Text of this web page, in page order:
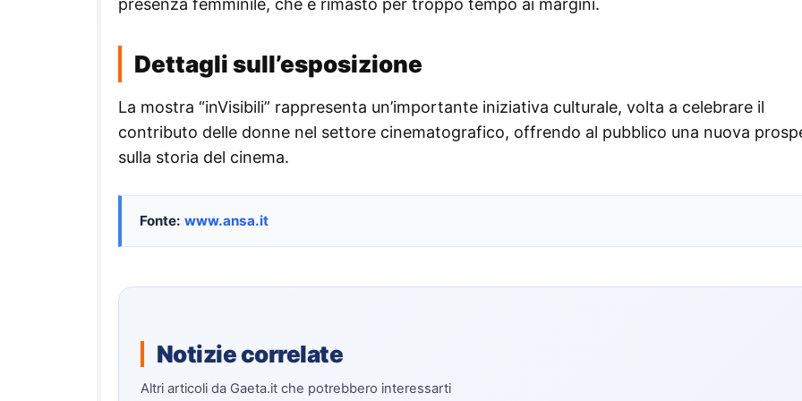
presenza femminile, che è rimasto per troppo tempo ai margini.
Dettagli sull’esposizione
La mostra “inVisibili” rappresenta un’importante iniziativa culturale, volta a celebrare il
contributo delle donne nel settore cinematografico, offrendo al pubblico una nuova
sulla storia del cinema.
Fonte: www.ansa.it
Notizie correlate
Altri articoli da Gaeta.it che potrebbero interessarti